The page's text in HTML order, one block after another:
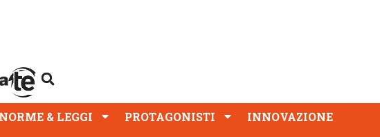
NORME & LEGGI PROTAGONISTI
INNOVAZIONE